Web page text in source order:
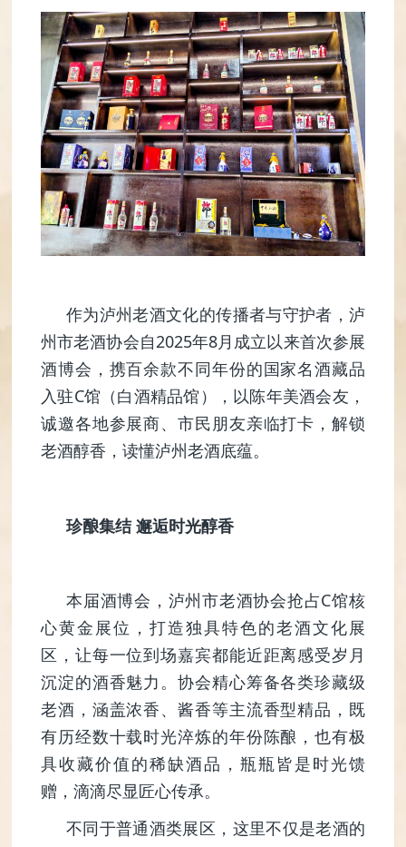
作为泸州老酒文化的传播者与守护者，泸
州市老酒协会自2025年8月成立以来首次参展
酒博会，携百余款不同年份的国家名酒藏品
入驻C馆（白酒精品馆），以陈年美酒会友，
诚邀各地参展商、市民朋友亲临打卡，解锁
老酒醇香，读懂泸州老酒底蕴。
珍酿集结 邂逅时光醇香
本届酒博会，泸州市老酒协会抢占C馆核
心黄金展位，打造独具特色的老酒文化展
区，让每一位到场嘉宾都能近距离感受岁月
沉淀的酒香魅力。协会精心筹备各类珍藏级
老酒，涵盖浓香、酱香等主流香型精品，既
有历经数十载时光淬炼的年份陈酿，也有极
具收藏价值的稀缺酒品，瓶瓶皆是时光馈
赠，滴滴尽显匠心传承。
不同于普通酒类展区，这里不仅是老酒的